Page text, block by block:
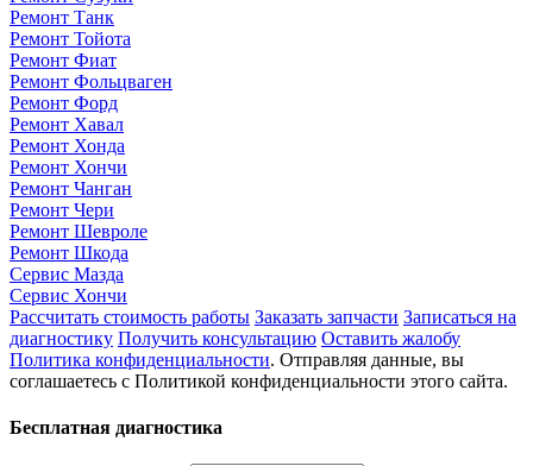
Ремонт Танк
Ремонт Тойота
Ремонт Фиат
Ремонт Фольцваген
Ремонт Форд
Ремонт Хавал
Ремонт Хонда
Ремонт Хончи
Ремонт Чанган
Ремонт Чери
Ремонт Шевроле
Ремонт Шкода
Сервис Мазда
Сервис Хончи
Рассчитать стоимость работы Заказать запчасти Записаться на
диагностику Получить консультацию Оставить жалобу
Политика конфиденциальности. Отправляя данные, вы
соглашаетесь с Политикой конфиденциальности этого сайта.
Бесплатная диагностика